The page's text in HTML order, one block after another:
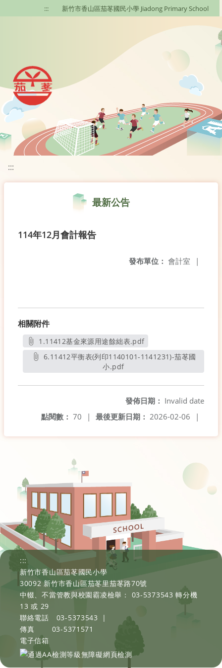
移至網頁之主要內容區位置
::: 新竹市香山區茄苳國民小學 Jiadong Primary School
:::
最新公告
114年12月會計報告
發布單位： 會計室 |
相關附件
1.11412基金來源用途餘絀表.pdf
另開新視窗
小.pdf另開新視窗
發佈日期： Invalid date
最後更新日期： 2026-02-06 |
點閱數： 70 |
:::
新竹市香山區茄苳國民小學
30092 新竹市香山區茄苳里茄苳路70號
中輟、不當管教與校園霸凌檢舉： 03-5373543 轉分機
13 或 29
聯絡電話
03-5373543
|
傳真
03-5371571
電子信箱